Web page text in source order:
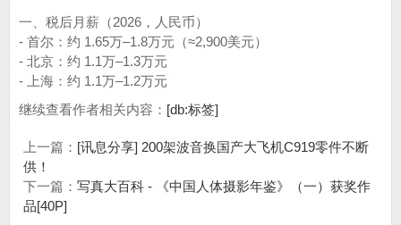
一、税后月薪（2026，人民币）
- 首尔：约 1.65万–1.8万元（≈2,900美元）
- 北京：约 1.1万–1.3万元
- 上海：约 1.1万–1.2万元
继续查看作者相关内容： [db:标签]
上一篇： [讯息分享] 200架波音换国产大飞机C919零件不断
供！
下一篇： 写真大百科 - 《中国人体摄影年鉴》（一）获奖作
品[40P]